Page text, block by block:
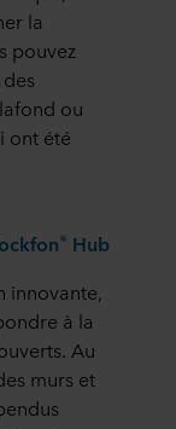
les liens
cookie
de décider à
des cookies et
par le biais
modifier votre
« À
des
pour
qui est
la
pouvez
ou
ont été
® Hub
innovante,
à la
Au
murs et